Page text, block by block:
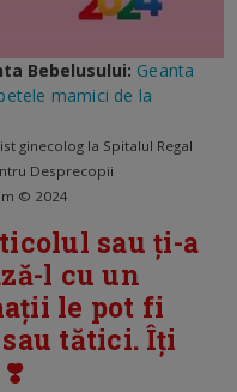
Bebelusului: Geanta
mamici de la
ginecolog la Spitalul Regal
Desprecopii
© 2024
sau ți-a
l cu un
le pot fi
tătici. Îți